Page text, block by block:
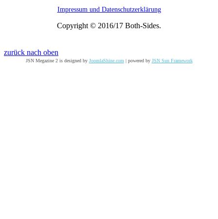
Impressum und Datenschutzerklärung
Copyright © 2016/17 Both-Sides.
zurück nach oben
JSN Megazine 2 is designed by JoomlaShine.com | powered by JSN Sun Framework